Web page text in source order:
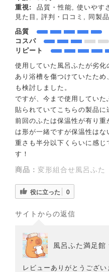
重視:
品質・性能, 使いやす
見た目, 評判・口コミ, 同製品
品質
コスパ
リピート
使用していた風呂ふたが劣
あり浴槽を傷つけていたた
も検討しました。
ですが、今まで使用してい
貼られていてこちらの製品に
前回のふたは保温性が有り
は形が一緒ですが保温性はな
重さも半分以下くらいに感じ
す！
商品： 変形組合せ風呂ふ
役に立った 0
サイトからの返信
風呂ふた満足館
レビューありがとうござい